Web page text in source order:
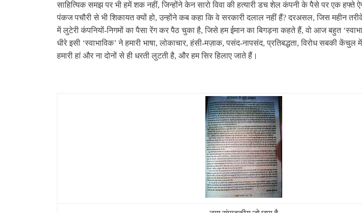
साहित्यिक समझ पर भी हमें शक नहीं, जिन्‍होंने केन सारो विवा की हत्‍यारी डच शेल कंपनी के पैसे पर एक हफ्ते
पंकज पचौरी से भी शिकायत क्‍यों हो, उन्‍होंने कब कहा कि वे सरकारी दलाल नहीं हैं?दरअसल, जिस महीन
में लुटेरी कंपनियों-निगमों का पैसा रेंग कर पैठ चुका है, जिसे हम ईमान का बिगड़ना कहते हैं, वो आज बहुत
धीरे इसी ‘स्‍वाभाविक’ ने हमारी भाषा, लोकाचार, हंसी-मज़ाक, पसंद-नापसंद, प्रतिबद्धता, विरोध सबकी केंचुल
हमारी हां और ना दोनों से ही धरती लुटती है, और हम सिर हिलाए जाते हैं।